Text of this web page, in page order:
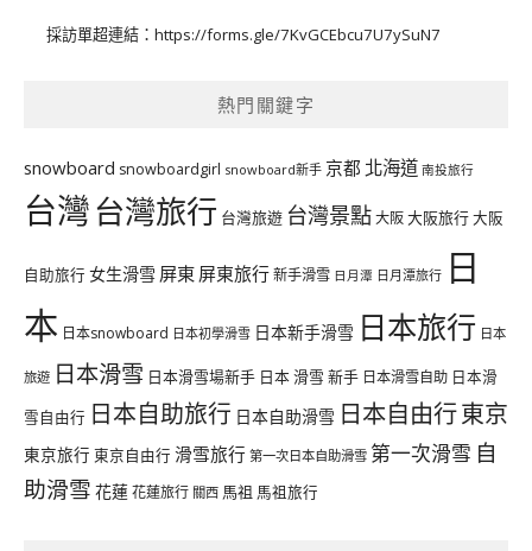
採訪單超連結： https://forms.gle/7KvGCEbcu7U7ySuN7
熱門關鍵字
snowboard snowboardgirl snowboard新手 京都 北海道 南投旅行
台灣台灣旅行 台灣旅遊 台灣景點大阪大阪旅行大阪
自助旅行 女生滑雪 屏東 屏東旅行新手滑雪 日月潭 日月潭旅行 日
本 日本snowboard 日本初學滑雪 日本新手滑雪 日本旅行 日本
旅遊 日本滑雪 日本滑雪場新手 日本 滑雪 新手 日本滑雪自助 日本滑
雪自由行 日本自助旅行 日本自助滑雪 日本自由行東京
東京旅行 東京自由行 滑雪旅行 第一次日本自助滑雪 第一次滑雪 自
助滑雪 花蓮花蓮旅行 關西 馬祖 馬祖旅行